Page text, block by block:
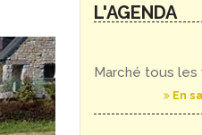
L'AGENDA
Marché tous les
En